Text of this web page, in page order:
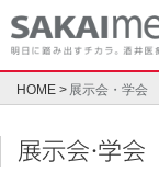
Skip
to
content
HOME 展示会・学会
展示会・学会